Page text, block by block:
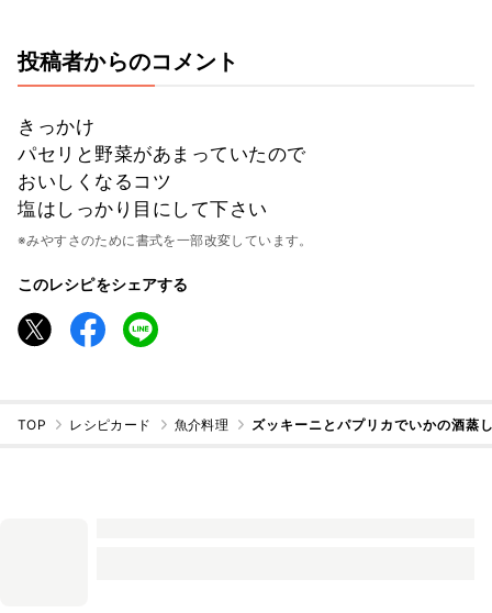
投稿者からのコメント
きっかけ
パセリと野菜があまっていたので
おいしくなるコツ
塩はしっかり目にして下さい
※みやすさのために書式を一部改変しています。
このレシピをシェアする
TOP レシピカード 魚介料理 ズッキーニとパプリカでいかの酒蒸